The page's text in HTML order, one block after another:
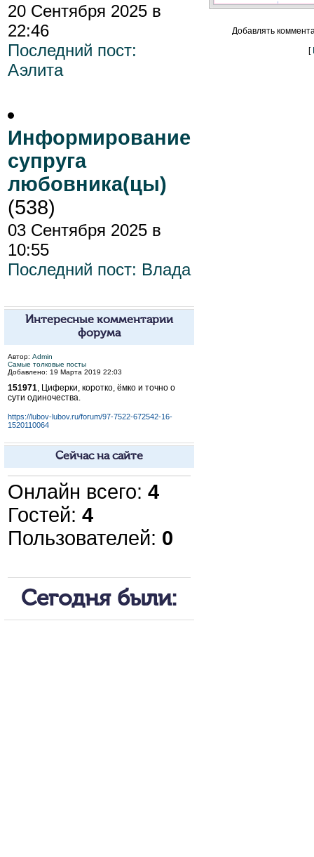
20 Сентября 2025 в
22:46
Последний пост:
Аэлита
Информирование
супруга
любовника(цы)
(538)
03 Сентября 2025 в
10:55
Последний пост: Влада
Интересные комментарии
форума
Автор: Admin
Самые толковые посты
Добавлено: 19 Марта 2019 22:03
151971, Циферки, коротко, ёмко и точно о
сути одиночества.
https://lubov-lubov.ru/forum/97-7522-672542-16-
1520110064
Сейчас на сайте
Онлайн всего: 4
Гостей: 4
Пользователей: 0
Сегодня были:
Добавлять
[